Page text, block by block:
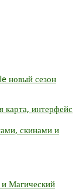
новый сезон
интерфейс
скинами и